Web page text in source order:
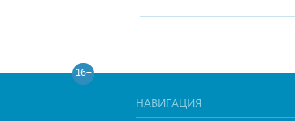
16+
НАВИГАЦИЯ